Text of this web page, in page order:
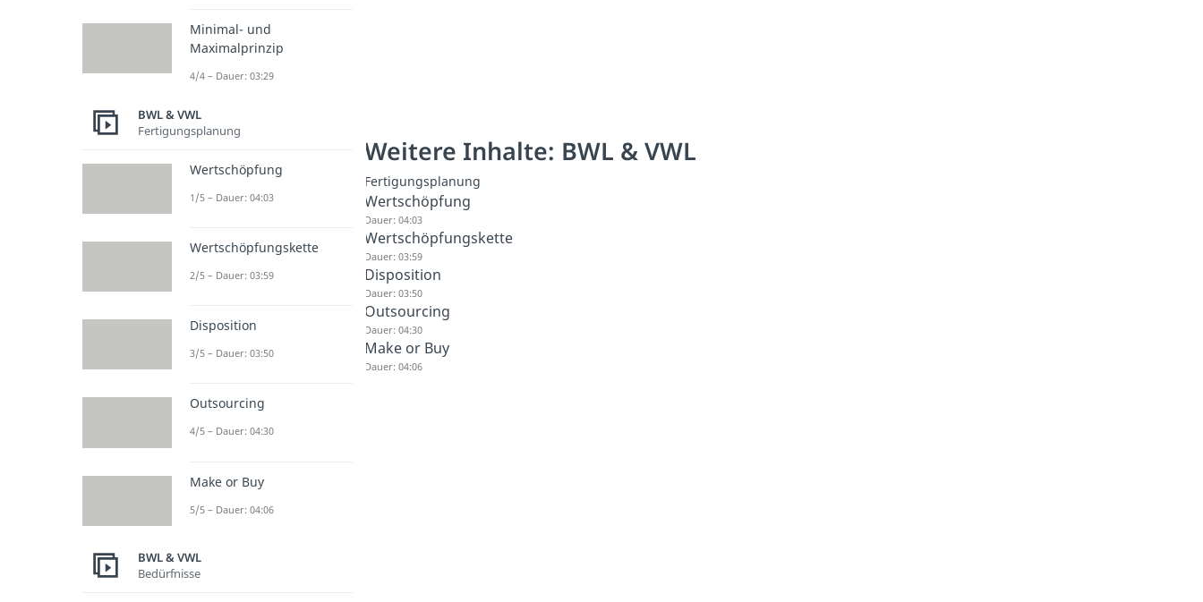
Weitere Inhalte: BWL & VWL
Fertigungsplanung
Wertschöpfung
Dauer: 04:03
Wertschöpfungskette
Dauer: 03:59
Disposition
Dauer: 03:50
Outsourcing
Dauer: 04:30
Make or Buy
Dauer: 04:06
Minimal- und
Maximalprinzip
4/4 – Dauer: 03:29
BWL & VWL
Fertigungsplanung
Wertschöpfung
1/5 – Dauer: 04:03
Wertschöpfungskette
2/5 – Dauer: 03:59
Disposition
3/5 – Dauer: 03:50
Outsourcing
4/5 – Dauer: 04:30
Make or Buy
5/5 – Dauer: 04:06
BWL & VWL
Bedürfnisse